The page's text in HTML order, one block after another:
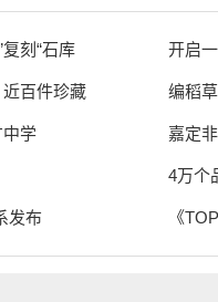
刻“石库 开启
近百件珍藏 编稻
中学 嘉定
4万个
发布 《